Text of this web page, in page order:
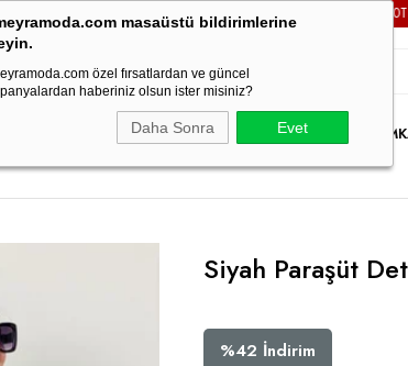
masaüstü bildirimlerine
özel fırsatlardan ve güncel
haberiniz olsun ister misiniz?
Daha Sonra Evet
KARGO ÜCRETSİZ! 3000TL
ALT GİYİMDIŞ GİYİMTAKIM PARTY WEAR İNDİRİM
Siyah Paraşüt
%42 İndirim